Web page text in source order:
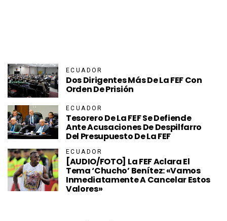
ECUADOR
Dos Dirigentes Más De La FEF Con
Orden De Prisión
ECUADOR
Tesorero De La FEF Se Defiende
Ante Acusaciones De Despilfarro
Del Presupuesto De La FEF
ECUADOR
[AUDIO/FOTO] La FEF Aclara El
Tema ‘Chucho’ Benítez: «Vamos
Inmediatamente A Cancelar Estos
Valores»